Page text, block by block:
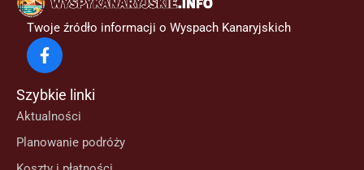
Twoje źródło informacji o Wyspach Kanaryjskich
Szybkie linki
Aktualności
Planowanie podróży